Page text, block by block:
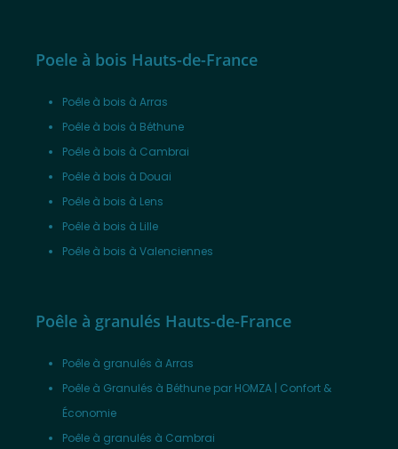
Poele à bois Hauts-de-France
Poêle à bois à Arras
Poêle à bois à Béthune
Poêle à bois à Cambrai
Poêle à bois à Douai
Poêle à bois à Lens
Poêle à bois à Lille
Poêle à bois à Valenciennes
Poêle à granulés Hauts-de-France
Poêle à granulés à Arras
Poêle à Granulés à Béthune par HOMZA | Confort &
Économie
Poêle à granulés à Cambrai